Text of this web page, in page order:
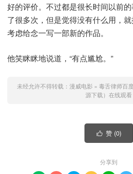
好的评价。不过都是很长时间以前
了很多次，但是觉得没有什么用，
考虑给念一写一部新的作品。
他笑眯眯地说道，“有点尴尬。”
未经允许不得转载： 漫威电影 » 毒舌律师百
源下载）在线观看
 赞 (0)
分享到